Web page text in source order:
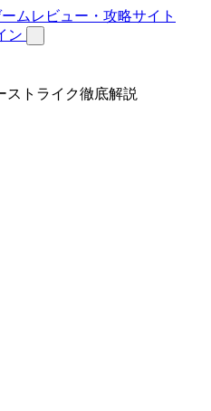
ン
ストライク徹底解説